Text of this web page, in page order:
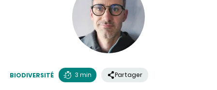
BIODIVERSITÉ
3 min Partager